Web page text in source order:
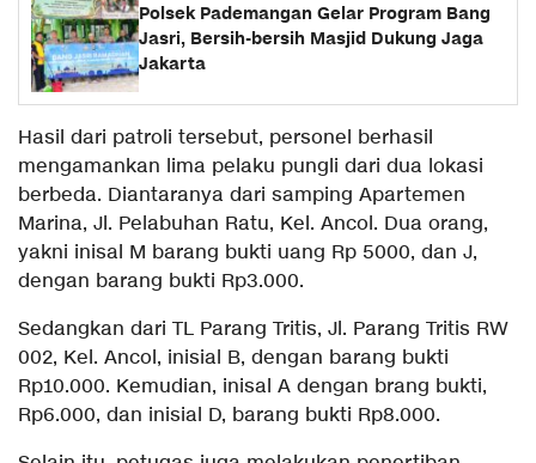
Polsek Pademangan Gelar Program Bang
Jasri, Bersih-bersih Masjid Dukung Jaga
Jakarta
Hasil dari patroli tersebut, personel berhasil
mengamankan lima pelaku pungli dari dua lokasi
berbeda. Diantaranya dari samping Apartemen
Marina, Jl. Pelabuhan Ratu, Kel. Ancol. Dua orang,
yakni inisal M barang bukti uang Rp 5000, dan J,
dengan barang bukti Rp3.000.
Sedangkan dari TL Parang Tritis, Jl. Parang Tritis RW
002, Kel. Ancol, inisial B, dengan barang bukti
Rp10.000. Kemudian, inisal A dengan brang bukti,
Rp6.000, dan inisial D, barang bukti Rp8.000.